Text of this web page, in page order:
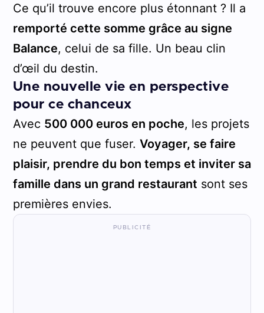
Ce qu’il trouve encore plus étonnant ? Il a
remporté cette somme grâce au signe
Balance, celui de sa fille. Un beau clin
d’œil du destin.
Une nouvelle vie en perspective
pour ce chanceux
Avec 500 000 euros en poche, les projets
ne peuvent que fuser. Voyager, se faire
plaisir, prendre du bon temps et inviter sa
famille dans un grand restaurant sont ses
premières envies.